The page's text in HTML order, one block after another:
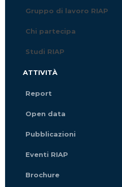
Gruppo di lavoro RIAP
Chi partecipa
Studi RIAP
ATTIVITÀ
Report
Open data
Pubblicazioni
Eventi RIAP
Brochure